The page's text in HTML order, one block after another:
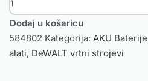
Dodaj u košaricu
584802 Kategorija: AKU
alati, DeWALT vrtni strojevi